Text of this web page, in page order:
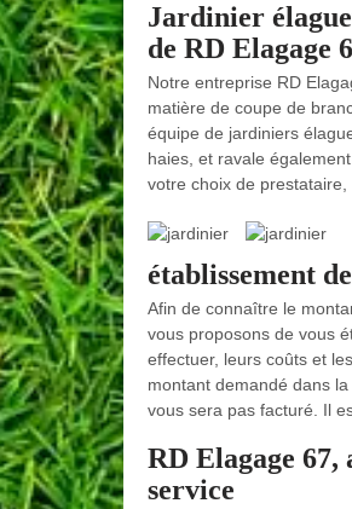
Jardinier
de RD Elagage
Notre entreprise RD
matière de coupe de
équipe de jardiniers
haies, et ravale
votre choix de prestataire,
établissement
Afin de connaître le
vous proposons de vous
effectuer, leurs coûts et
montant demandé dans
vous sera pas facturé. Il
RD Elagage
service